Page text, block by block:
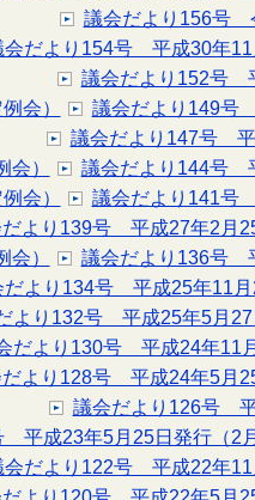
議会だより156号
会だより154号 平成30年11
議会だより152号
会）
議会だより149号
議会だより147号 平
）
議会だより144号
会）
議会だより141号
より139号 平成27年2月
）
議会だより136号
だより134号 平成25年11月
より132号 平成25年5月27
だより130号 平成24年11
より128号 平成24年5月
議会だより126号 平
平成23年5月25日発行（2
会だより122号 平成22年11